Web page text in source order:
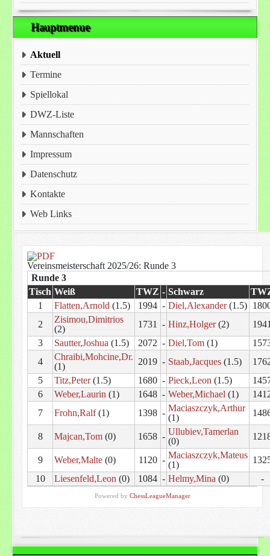
Hauptmenue
Aktuell
Termine
Spiellokal
DWZ-Liste
Mannschaften
Impressum
Datenschutz
Kontakte
Web Links
Vereinsmeisterschaft 2025/26: Runde 3
Runde 3
Tisch Weiß TWZ - Schwarz
1
Flatten,Arnold (1.5) 1994 - Diel,Alexander(1.5)
2
Zisimou,Dimitrios
(2)
1731 - Hinz,Holger(2)
3
Sautter,Joshua (1.5) 2072 - Diel,Tom(1)
4
Chraibi,Mohcine,Dr.
(1)
2019 - Staab,Jacques(1.5)
5
Titz,Peter(1.5) 1680 - Pieck,Leon (1.5)
6
Weber,Laurin (1) 1648 - Weber,Michael (1)
7
Frohn,Ralf(1) 1398 - Maciaszczyk,Arthur
(1)
8 Majcan,Tom(0) 1658 - Ullubiev,Tamerlan
(0)
9 Weber,Malte(0) 1120 - Maciaszczyk,Mateus
(1)
10
Liesenfeld,Leon (0) 1084 - Helmy,Mina (0) -
Powered by ChessLeagueManager